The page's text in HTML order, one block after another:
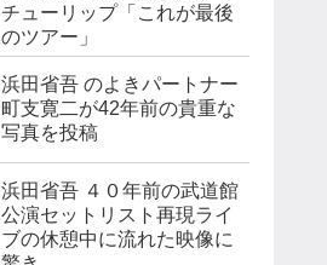
チューリップ「これが最後
のツアー」
浜田省吾 のよきパートナー
町支寛二が42年前の貴重な
写真を投稿
浜田省吾 ４０年前の武道館
公演セットリスト再現ライ
ブの休憩中に流れた映像に